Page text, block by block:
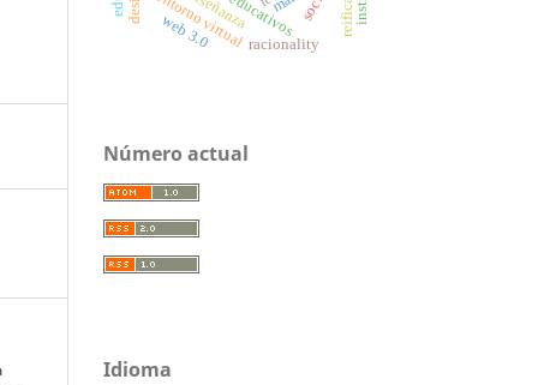
racionality
entorno virtual
web 3.0
Número actual
Idioma